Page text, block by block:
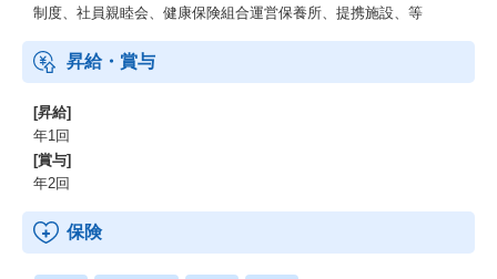
制度、社員親睦会、健康保険組合運営保養所、提携施設、等
昇給・賞与
[昇給]
年1回
[賞与]
年2回
保険